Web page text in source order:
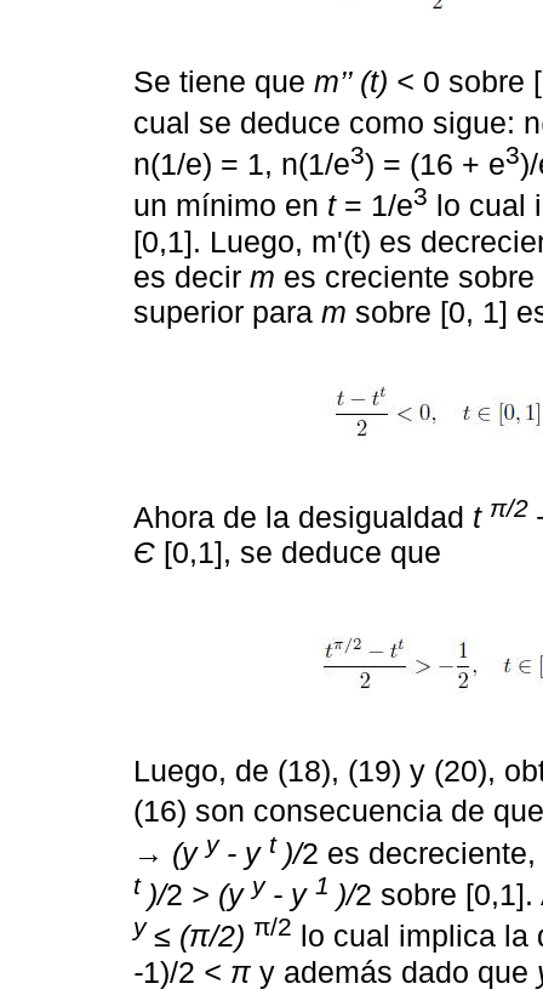
Se tiene que m’’ (t) < 0 sobre
cual se deduce como sigue:
n(1/e) = 1, n(1/e3) = (16 + e3
un mínimo en t= 1/e3 lo cual
[0,1]. Luego, m'(t) es
es decir m es creciente
superior para m sobre [0, 1]
Ahora de la desigualdad t π/2
Є [0,1], se deduce que
Luego, de (18), (19) y (20),
(16) son consecuencia de
→ (y y - y t )/2 es
t )/2 > (y y - y 1 )/2 sobre
y ≤ (π/2) π/2 lo cual implica la
-1)/2 < π y además dado que